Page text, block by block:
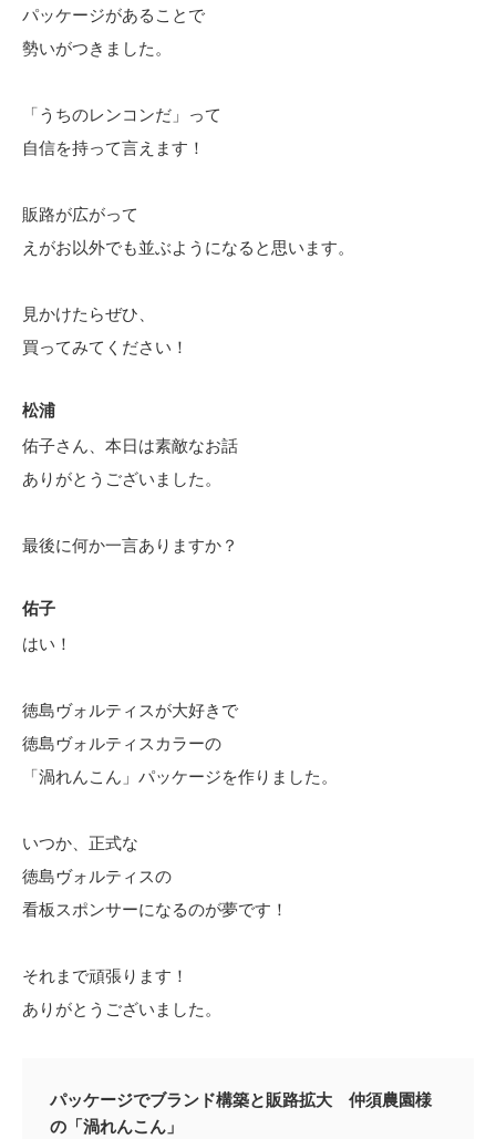
パッケージがあることで
勢いがつきました。
「うちのレンコンだ」って
自信を持って言えます！
販路が広がって
えがお以外でも並ぶようになると思います。
見かけたらぜひ、
買ってみてください！
松浦
佑子さん、本日は素敵なお話
ありがとうございました。
最後に何か一言ありますか？
佑子
はい！
徳島ヴォルティスが大好きで
徳島ヴォルティスカラーの
「渦れんこん」パッケージを作りました。
いつか、正式な
徳島ヴォルティスの
看板スポンサーになるのが夢です！
それまで頑張ります！
ありがとうございました。
パッケージでブランド構築と販路拡大 仲須農園様
の「渦れんこん」